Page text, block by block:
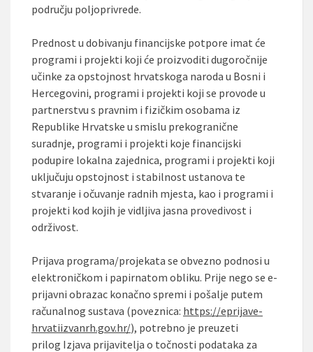
području poljoprivrede.
Prednost u dobivanju financijske potpore imat će
programi i projekti koji će proizvoditi dugoročnije
učinke za opstojnost hrvatskoga naroda u Bosni i
Hercegovini, programi i projekti koji se provode u
partnerstvu s pravnim i fizičkim osobama iz
Republike Hrvatske u smislu prekogranične
suradnje, programi i projekti koje financijski
podupire lokalna zajednica, programi i projekti koji
uključuju opstojnost i stabilnost ustanova te
stvaranje i očuvanje radnih mjesta, kao i programi i
projekti kod kojih je vidljiva jasna provedivost i
održivost.
Prijava programa/projekata se obvezno podnosi u
elektroničkom i papirnatom obliku. Prije nego se e-
prijavni obrazac konačno spremi i pošalje putem
računalnog sustava (poveznica: https://eprijave-
hrvatiizvanrh.gov.hr/), potrebno je preuzeti
prilog Izjava prijavitelja o točnosti podataka za